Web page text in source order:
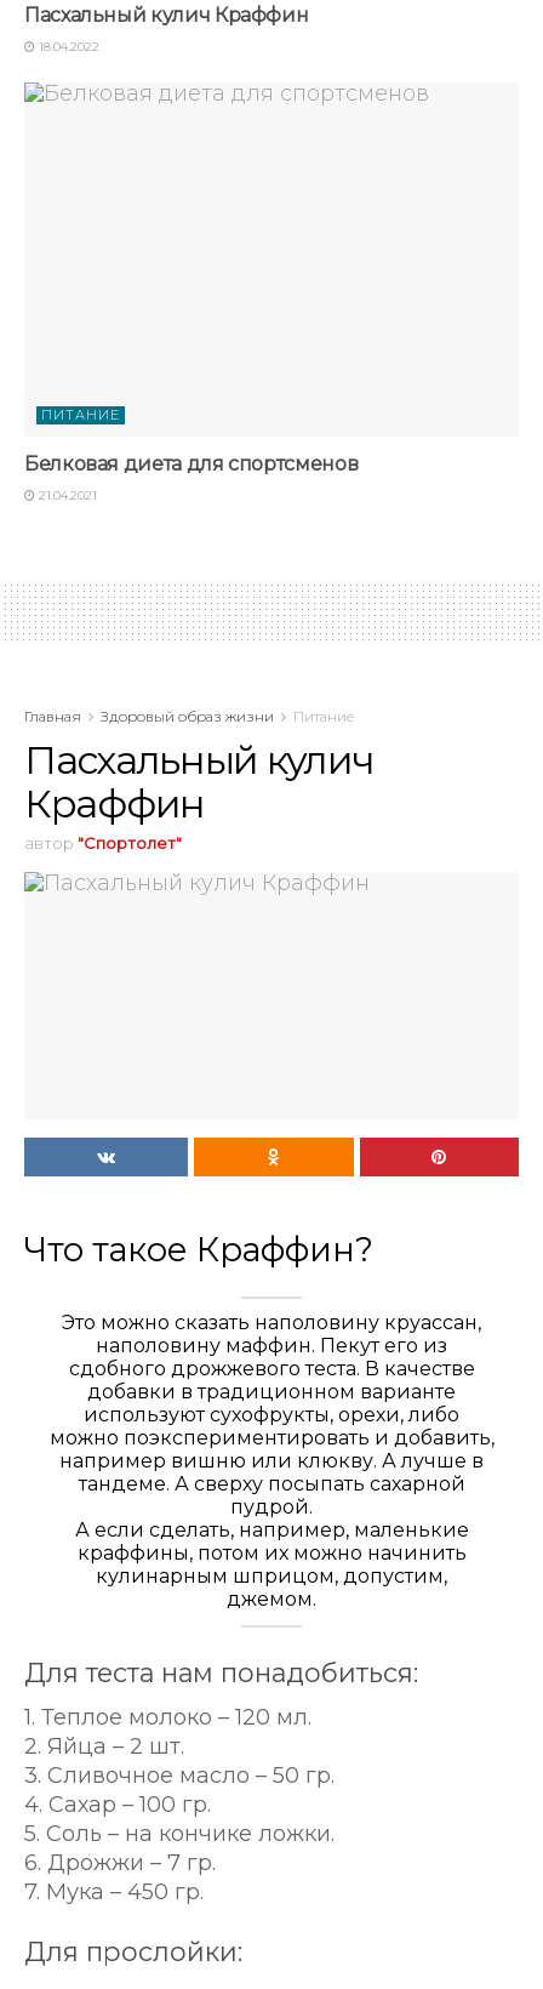
Пасхальный кулич Краффин
18.04.2022
ПИТАНИЕ
Белковая диета для спортсменов
21.04.2021
Главная Здоровый образ жизни Питание
Пасхальный кулич
Краффин
автор "Спортолет"
Что такое Краффин?
Это можно сказать наполовину круассан,
наполовину маффин. Пекут его из
сдобного дрожжевого теста. В качестве
добавки в традиционном варианте
используют сухофрукты, орехи, либо
можно поэкспериментировать и добавить,
например вишню или клюкву. А лучше в
тандеме. А сверху посыпать сахарной
пудрой.
А если сделать, например, маленькие
краффины, потом их можно начинить
кулинарным шприцом, допустим,
джемом.
Для теста нам понадобиться:
1. Теплое молоко – 120 мл.
2. Яйца – 2 шт.
3. Сливочное масло – 50 гр.
4. Сахар – 100 гр.
5. Соль – на кончике ложки.
6. Дрожжи – 7 гр.
7. Мука – 450 гр.
Для прослойки: